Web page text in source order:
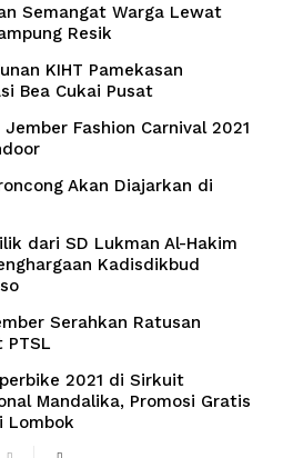
Semangat Warga Lewat
Resik
KIHT Pamekasan
Bea Cukai Pusat
Jember Fashion Carnival 2021
Akan Diajarkan di
dari SD Lukman Al-Hakim
Kadisdikbud
Serahkan Ratusan
2021 di Sirkuit
Mandalika, Promosi Gratis
Lombok